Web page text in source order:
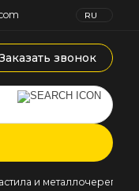
RU
звонок
и металлочерепицы